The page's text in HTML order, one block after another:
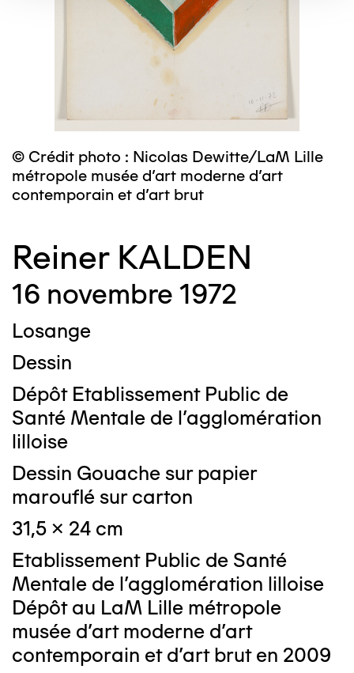
© Crédit photo : Nicolas Dewitte/LaM Lille
métropole musée d’art moderne d’art
contemporain et d’art brut
Reiner KALDEN
16 novembre 1972
Losange
Dessin
Dépôt Etablissement Public de
Santé Mentale de l'agglomération
lilloise
Dessin Gouache sur papier
marouflé sur carton
31,5 x 24 cm
Etablissement Public de Santé
Mentale de l'agglomération lilloise
Dépôt au LaM Lille métropole
musée d’art moderne d’art
contemporain et d’art brut en 2009